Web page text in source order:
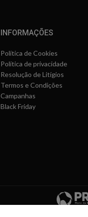
INFORMAÇÕES
Política de Cookies
Política de privacidade
Resolução de Litígios
Termos e Condições
Campanhas
Black Friday